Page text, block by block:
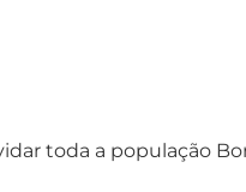
toda a população